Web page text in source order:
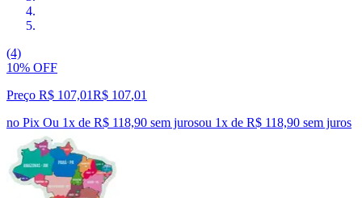
(4)
10% OFF
Preço R$ 107,01R$ 107,01
no Pix Ou 1x de R$ 118,90 sem jurosou 1x de R$ 118,90 sem juros